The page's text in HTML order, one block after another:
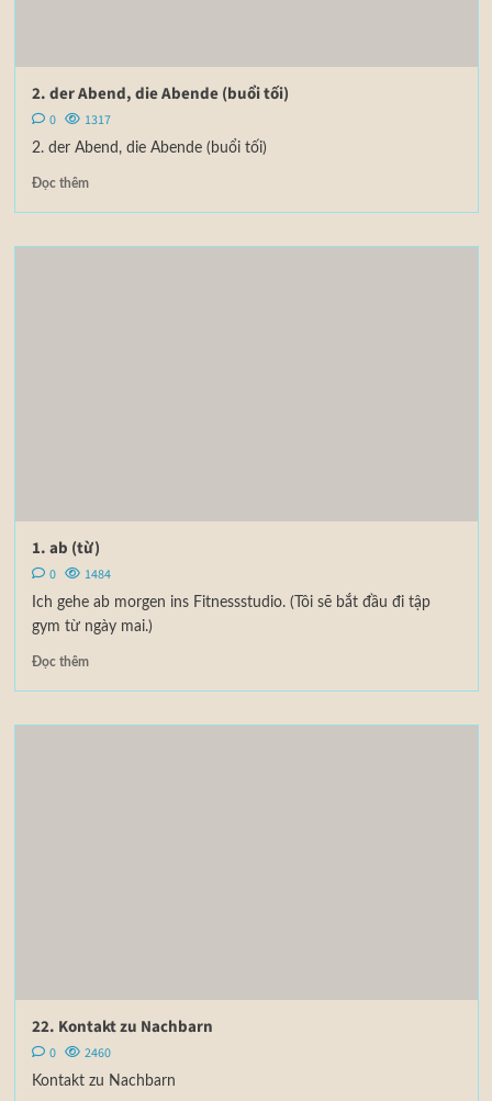
2. der Abend, die Abende (buổi tối)
0 1317
2. der Abend, die Abende (buổi tối)
Đọc thêm
1. ab (từ)
0 1484
Ich gehe ab morgen ins Fitnessstudio. (Tôi sẽ bắt đầu đi tập
gym từ ngày mai.)
Đọc thêm
22. Kontakt zu Nachbarn
0 2460
Kontakt zu Nachbarn